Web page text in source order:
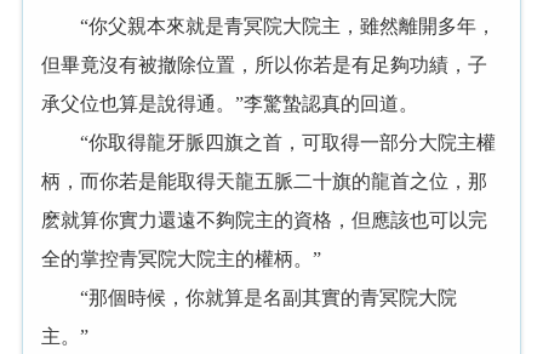
“你父親本來就是青冥院大院主，雖然離開多年，
但畢竟沒有被撤除位置，所以你若是有足夠功績，子
承父位也算是說得通。”李驚蟄認真的回道。
“你取得龍牙脈四旗之首，可取得一部分大院主權
柄，而你若是能取得天龍五脈二十旗的龍首之位，那
麽就算你實力還遠不夠院主的資格，但應該也可以完
全的掌控青冥院大院主的權柄。”
“那個時候，你就算是名副其實的青冥院大院
主。”